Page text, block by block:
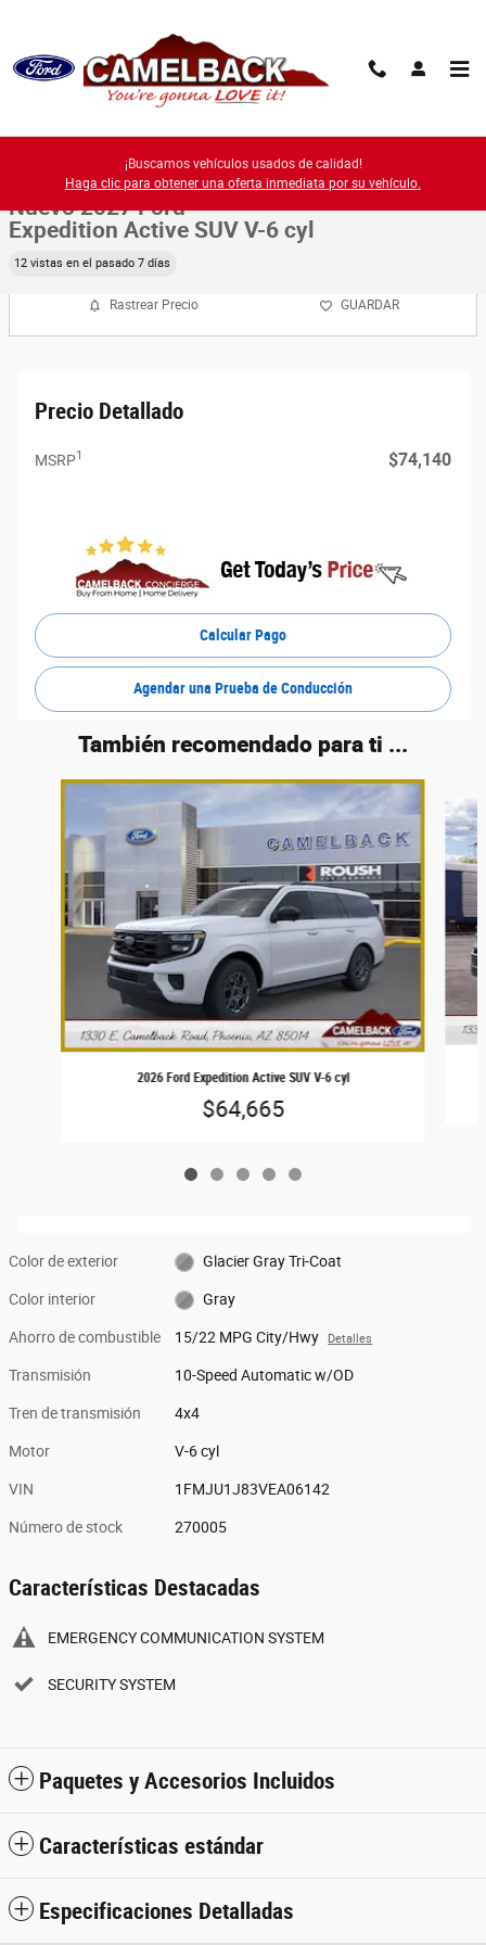
¡Buscamos vehículos usados de calidad!
Haga clic para obtener una oferta inmediata por su vehículo.
1 de 54 Fotos
Nuevo 2027 Ford
Expedition Active SUV V-6 cyl
12 vistas en el pasado 7 días
Rastrear Precio GUARDAR
Precio Detallado
MSRP1 $74,140
Calcular Pago
Agendar una Prueba de Conducción
También recomendado para ti ...
Slide 1 of 5
2026 Ford Expedition Active SUV V-6 cyl
$64,665
Color de exterior Glacier Gray Tri-Coat
Color interior Gray
Ahorro de combustible 15/22 MPG City/Hwy Detalles
Transmisión 10-Speed Automatic w/OD
Tren de transmisión 4x4
Motor V-6 cyl
VIN 1FMJU1J83VEA06142
Número de stock 270005
Características Destacadas
EMERGENCY COMMUNICATION SYSTEM
SECURITY SYSTEM
Paquetes y Accesorios Incluidos
Características estándar
Especificaciones Detalladas